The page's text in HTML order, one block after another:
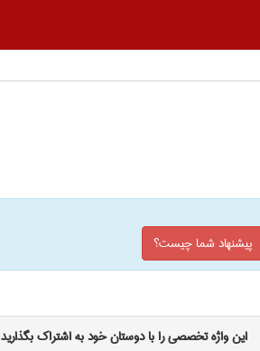
پیشنهاد شما چیست؟
این واژه تخصصی را با دوستان خود به اشتراک بگذارید